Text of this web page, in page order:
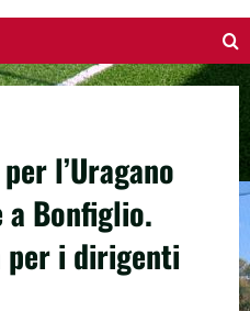
l’Uragano
a Bonfiglio.
per i dirigenti